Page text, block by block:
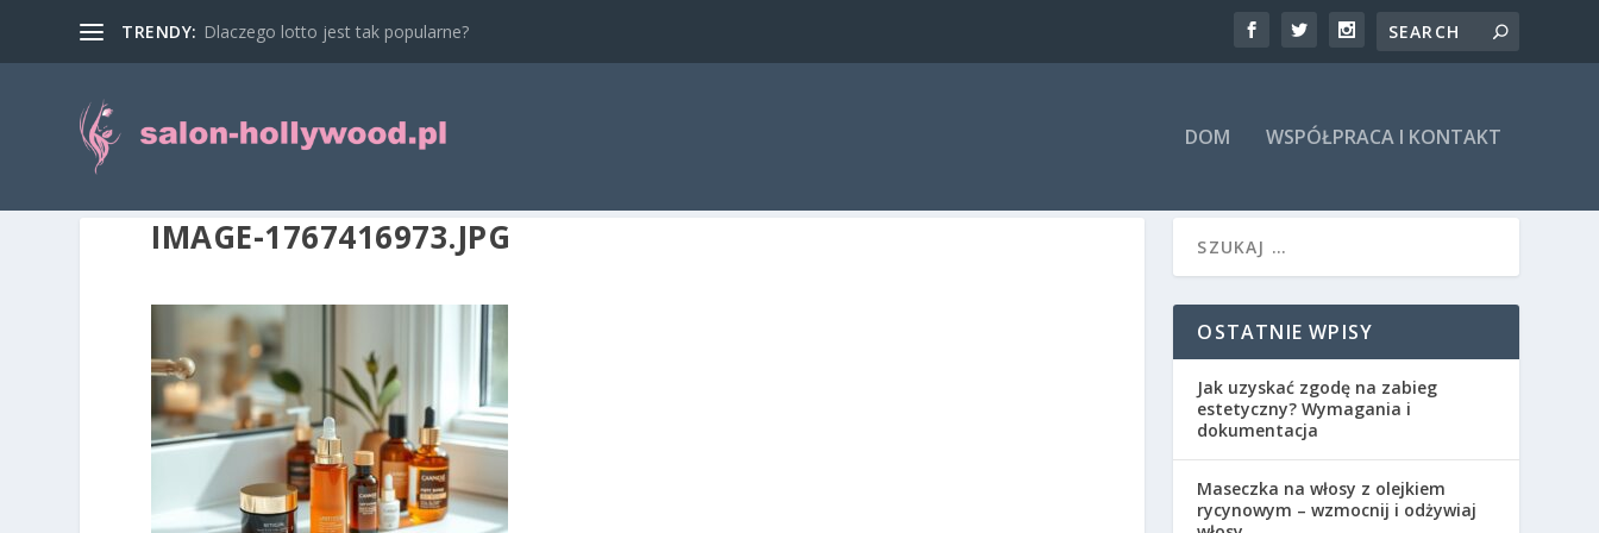
TRENDY: Dlaczego lotto jest tak popularne?
DOM WSPÓŁPRACA I KONTAKT
IMAGE-1767416973.JPG
OSTATNIE WPISY
Jak uzyskać zgodę na zabieg
estetyczny? Wymagania i
dokumentacja
Maseczka na włosy z olejkiem
rycynowym – wzmocnij i odżywiaj